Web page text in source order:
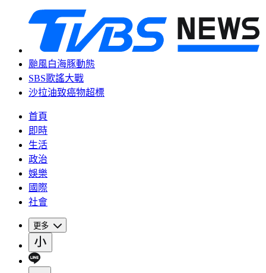
颱風白海豚動態
SBS歌謠大戰
沙拉油致癌物超標
首頁
即時
生活
政治
娛樂
國際
社會
更多